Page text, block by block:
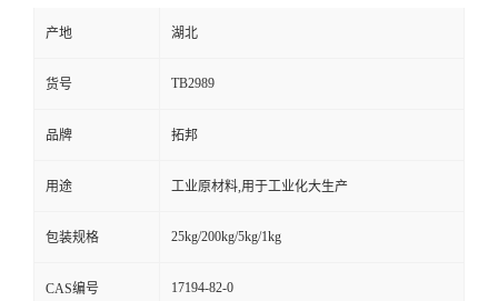
产地 湖北
货号 TB2989
品牌 拓邦
用途 工业原材料,用于工业化大生产
包装规格 25kg/200kg/5kg/1kg
CAS编号 17194-82-0